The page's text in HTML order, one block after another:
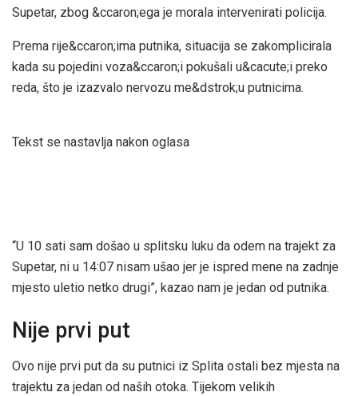
Supetar, zbog &ccaron;ega je morala intervenirati policija.
Prema rije&ccaron;ima putnika, situacija se zakomplicirala
kada su pojedini voza&ccaron;i pokušali u&cacute;i preko
reda, što je izazvalo nervozu me&dstrok;u putnicima.
Tekst se nastavlja nakon oglasa
“U 10 sati sam došao u splitsku luku da odem na trajekt za
Supetar, ni u 14:07 nisam ušao jer je ispred mene na zadnje
mjesto uletio netko drugi”, kazao nam je jedan od putnika.
Nije prvi put
Ovo nije prvi put da su putnici iz Splita ostali bez mjesta na
trajektu za jedan od naših otoka. Tijekom velikih